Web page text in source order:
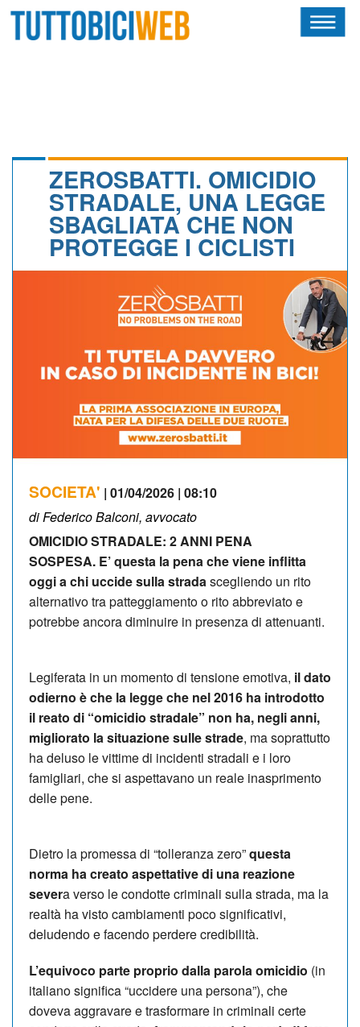
CALENDARIO
ZEROSBATTI. OMICIDIO
STRADALE, UNA LEGGE
SBAGLIATA CHE NON
PROTEGGE I CICLISTI
SOCIETA' | 01/04/2026 | 08:10
di Federico Balconi, avvocato
OMICIDIO STRADALE: 2 ANNI PENA
SOSPESA. E’ questa la pena che viene inflitta
oggi a chi uccide sulla stradascegliendo un rito
alternativo tra patteggiamento o rito abbreviato e
potrebbe ancora diminuire in presenza di attenuanti.
Legiferata in un momento di tensione emotiva, il dato
odierno è che la legge che nel 2016 ha introdotto
il reato di “omicidio stradale” non ha, negli anni,
migliorato la situazione sulle strade, ma soprattutto
ha deluso le vittime di incidenti stradali e i loro
famigliari, che si aspettavano un reale inasprimento
delle pene.
Dietro la promessa di “tolleranza zero”questa
norma ha creato aspettative di una reazione
severa verso le condotte criminali sulla strada, ma la
realtà ha visto cambiamenti poco significativi,
deludendo e facendo perdere credibilità.
L’equivoco parte proprio dalla parola omicidio (in
italiano significa “uccidere una persona”), che
doveva aggravare e trasformare in criminali certe